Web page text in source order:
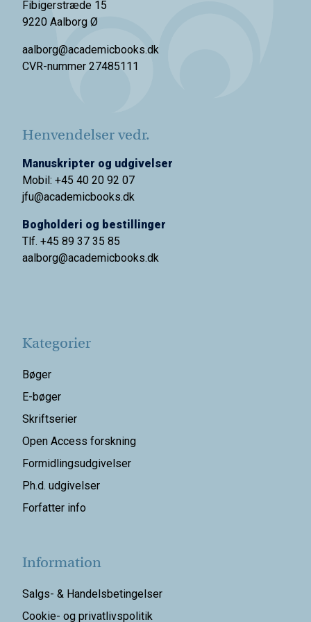
Fibigerstræde 15
9220 Aalborg Ø
aalborg@academicbooks.dk
CVR-nummer 27485111
Henvendelser vedr.
Manuskripter og udgivelser
Mobil: +45 40 20 92 07
jfu@academicbooks.dk
Bogholderi og bestillinger
Tlf. +45 89 37 35 85
aalborg@academicbooks.dk
Kategorier
Bøger
E-bøger
Skriftserier
Open Access forskning
Formidlingsudgivelser
Ph.d. udgivelser
Forfatter info
Information
Salgs- & Handelsbetingelser
Cookie- og privatlivspolitik